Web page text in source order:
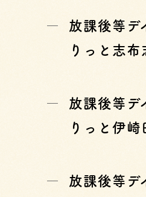
放課後等デ
りっと志布
放課後等デ
りっと伊崎
放課後等デ